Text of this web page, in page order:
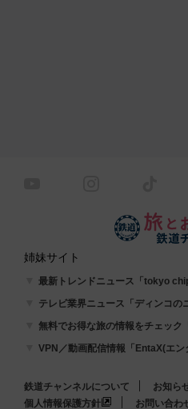
姉妹サイト
最新トレンドニュース「tokyo
テレビ業界ニュース「ディンコの
無料でお得な旅の情報をチェック
VPN／動画配信情報「EntaX(エン
鉄道チャンネルについて お知ら
個人情報保護方針
お問い合わ